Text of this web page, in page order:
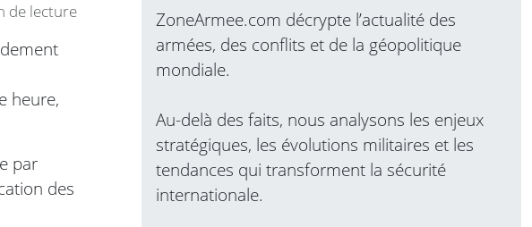
de lecture
heure,
par
des
ZoneArmee.com décrypte l’actualité des
armées, des conflits et de la géopolitique
mondiale.
Au-delà des faits, nous analysons les enjeux
stratégiques, les évolutions militaires et les
tendances qui transforment la sécurité
internationale.